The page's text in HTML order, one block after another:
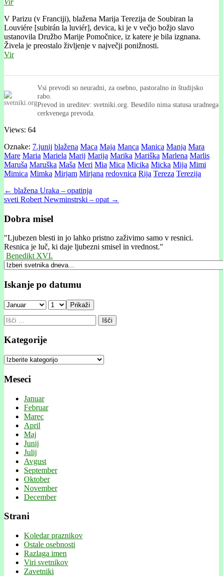
V Parizu (v Franciji), blažena Marija Terezija de Soubiran la
Louviére [subirán la luviér], devica, ki je v večjo božjo slavo
ustanovila Družbo Marije Pomočnice, iz katere je bila izgnana.
Živela je preostalo življenje v največji ponižnosti.
Vir
Vsi prevodi so neuradni, za osebno, pastoralno in študijsko
rabo.
Prevod in ureditev: svetniki.org. Besedilo nima statusa uradnega
cerkvenega prevoda.
Views: 64
Oznake: 7.junij blažena Maca Maja Manca Manica Manja Mara
Mare Maria Mariela Marij Marija Marika Mariška Marlena Marlis
Maruša Maruška Maša Meri Mia Mica Micika Micka Mija Mimi
Mimica Mimka Mirjam Mirjana redovnica Rija Tereza Terezija
Post
navigation
← blažena Uraka – opatinja
sveti Robert Newminstrski – opat →
Dobra misel
"Ljubezen blesti in jo lahko pristno zaživimo samo v resnici.
Resnica je luč, ki daje ljubezni smisel in vrednost."
Benedikt XVI.
Iskanje po datumu
Prikaži
Išči:
Kategorije
Kategorije
Meseci
Januar
Februar
Marec
April
Maj
Junij
Julij
Avgust
September
Oktober
November
December
Strani
Koledar praznikov
Ostale osebnosti
Razlaga imen
Viri svetnikov
Zavetniki